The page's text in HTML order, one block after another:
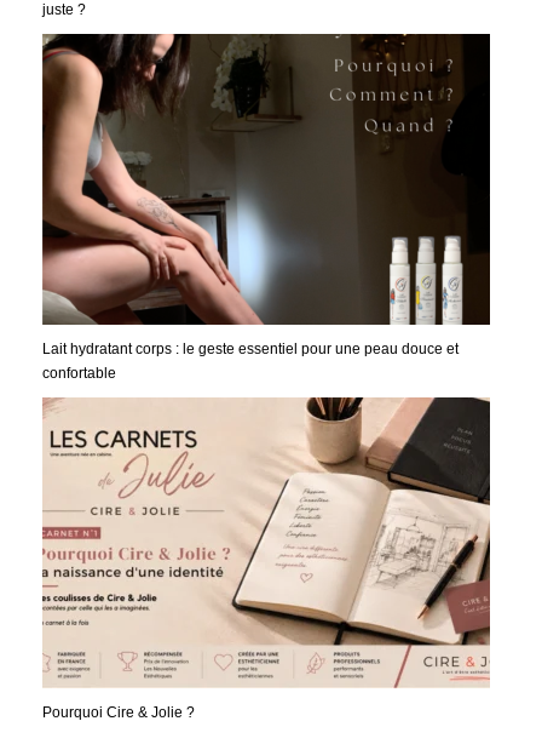
juste ?
Lait hydratant corps : le geste essentiel pour une peau douce et
confortable
Pourquoi Cire & Jolie ?